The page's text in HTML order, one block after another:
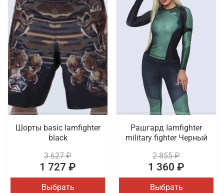
Шорты basic Iamfighter
black
3 627 ₽
1 727 ₽
Выбрать
Рашгард Iamfighter
military fighter Черный
2 855 ₽
1 360 ₽
Выбрать